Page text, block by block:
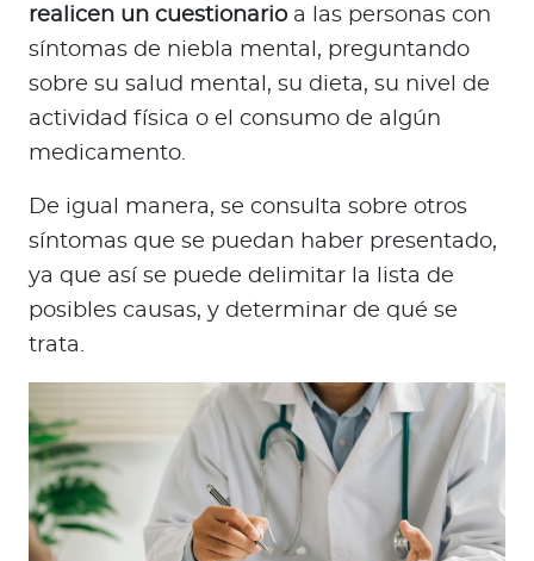
realicen un cuestionarioa las personas con
síntomas de niebla mental, preguntando
sobre su salud mental, su dieta, su nivel de
actividad física o el consumo de algún
medicamento.
De igual manera, se consulta sobre otros
síntomas que se puedan haber presentado,
ya que así se puede delimitar la lista de
posibles causas, y determinar de qué se
trata.